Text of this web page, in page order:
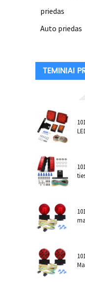
priedas
Auto priedas
TEMINIAI